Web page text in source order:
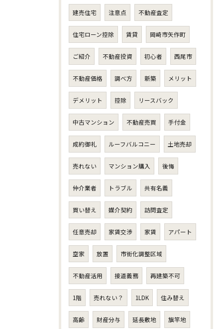
建売住宅 注意点 不動産査定
住宅ローン控除 賃貸 岡崎市矢作町
ご紹介 不動産投資 初心者 西尾市
不動産価格 調べ方 新築 メリット
デメリット 控除 リースバック
中古マンション 不動産売買 手付金
成約御礼 ルーフバルコニー 土地売却
売れない マンション購入 後悔
仲介業者 トラブル 共有名義
買い替え 媒介契約 訪問査定
任意売却 家賃交渉 家賃 アパート
空家 放置 市街化調整区域
不動産活用 接道義務 再建築不可
1階 売れない？ 1LDK 住み替え
高齢 財産分与 延長敷地 旗竿地